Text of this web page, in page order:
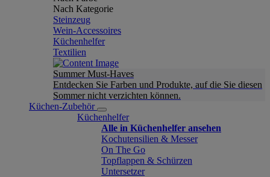
Nach Kategorie
Steinzeug
Wein-Accessoires
Küchenhelfer
Textilien
Summer Must-Haves
Entdecken Sie Farben und Produkte, auf die Sie diesen
Sommer nicht verzichten können.
Küchen-Zubehör
Küchenhelfer
Alle in Küchenhelfer ansehen
Kochutensilien & Messer
On The Go
Topflappen & Schürzen
Untersetzer